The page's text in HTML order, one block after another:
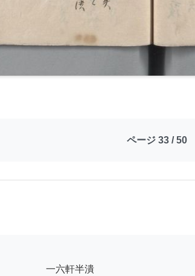
ページ 33 / 50